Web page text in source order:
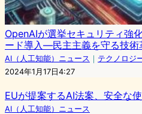
OpenAIが選挙セキュリティ強
ード導入―民主主義を守る技術
AI（人工知能）ニュース ｜ テクノロジ
2024年1月17日4:27
EUが提案するAI法案、安全な
AI（人工知能）ニュース